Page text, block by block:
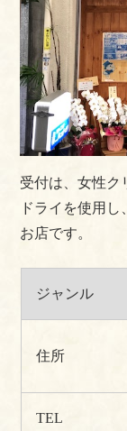
受付は、女性ク
ドライを使用
お店です。
ジャンル
住所
TEL